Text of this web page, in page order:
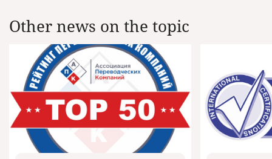
Other news on the topic